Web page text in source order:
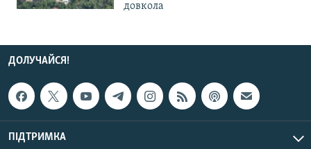
довкола
ДОЛУЧАЙСЯ!
ПІДТРИМКА